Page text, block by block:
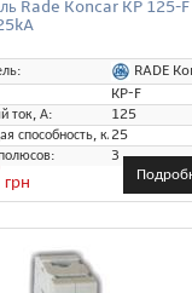
Rade Koncar KP 125-F
RADE
KP-F
ток, А:
125
способность, кА:25
3
грн